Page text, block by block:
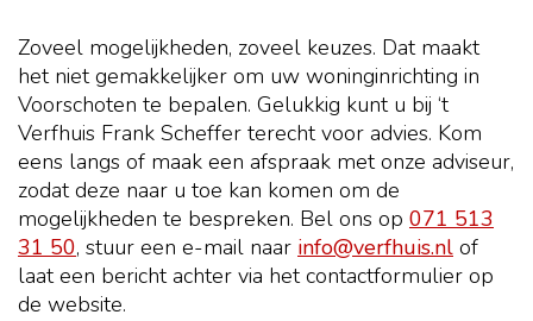
Zoveel mogelijkheden, zoveel keuzes. Dat maakt
het niet gemakkelijker om uw woninginrichting in
Voorschoten te bepalen. Gelukkig kunt u bij ‘t
Verfhuis Frank Scheffer terecht voor advies. Kom
eens langs of maak een afspraak met onze adviseur,
zodat deze naar u toe kan komen om de
mogelijkheden te bespreken. Bel ons op 071 513
31 50, stuur een e-mail naar info@verfhuis.nl of
laat een bericht achter via het contactformulier op
de website.